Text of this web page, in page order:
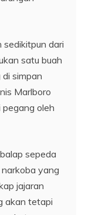
dari
satu buah
simpan
Marlboro
oleh
sepeda
yang
jajaran
akan tetapi